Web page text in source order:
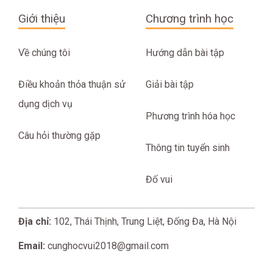
Giới thiệu
Về chúng tôi
Điều khoản thỏa thuận sử
dụng dịch vụ
Câu hỏi thường gặp
Chương trình học
Hướng dẫn bài tập
Giải bài tập
Phương trình hóa học
Thông tin tuyển sinh
Đố vui
Địa chỉ: 102, Thái Thịnh, Trung Liệt, Đống Đa, Hà Nội
Email: cunghocvui2018@gmail.com